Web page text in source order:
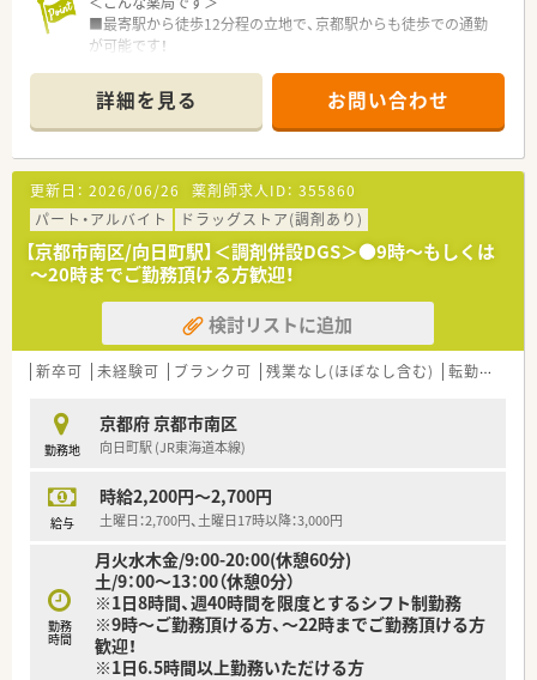
■最寄駅から徒歩12分程の立地で、京都駅からも徒歩での通勤
が可能です！
経験・ご勤務条件等を考慮のうえ決定頂けます
＜業務内容＞
外来は門前の病院からの処方箋で整形外科がメインです。1日平
均20～30枚程度の処方箋を応需しています
＜こんな会社です＞
2003年に設立、京都市南区に2店舗、京都市中京区に1店舗展開
している企業です
ご夫婦で運営されており、お二人とも薬剤師の方です
詳細を見る お問い合わせ
更新日： 2026/06/26 薬剤師求人ID： 355860
パート・アルバイト
ドラッグストア(調剤あり)
【京都市南区/向日町駅】＜調剤併設DGS＞●9時～もしくは
～20時までご勤務頂ける方歓迎！
検討リストに追加
新卒可 未経験可 ブランク可 残業なし(ほぼなし含む) 転勤なし
勤務地
京都府 京都市南区
向日町駅 (JR東海道本線)
給与
時給2,200円～2,700円
土曜日：2,700円、土曜日17時以降：3,000円
勤務
時間
月火水木金/9:00-20:00(休憩60分)
土/9：00～13：00（休憩0分）
※1日8時間、週40時間を限度とするシフト制勤務
※9時～ご勤務頂ける方、～22時までご勤務頂ける方
歓迎！
※1日6.5時間以上勤務いただける方